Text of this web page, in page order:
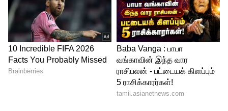
4
4